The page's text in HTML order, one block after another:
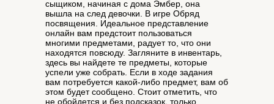
сыщиком, начиная с дома Эмбер, она
вышла на след девочки. В игре Обряд
посвящения. Идеальное представление
онлайн вам предстоит пользоваться
многими предметами, радует то, что они
находятся повсюду. Загляните в инвентарь,
здесь вы найдете те предметы, которые
успели уже собрать. Если в ходе задания
вам потребуется какой-либо предмет, вам об
этом будет сообщено. Стоит отметить, что
не обойдется и без подсказок, только